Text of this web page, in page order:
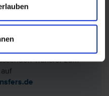
Transfer zum